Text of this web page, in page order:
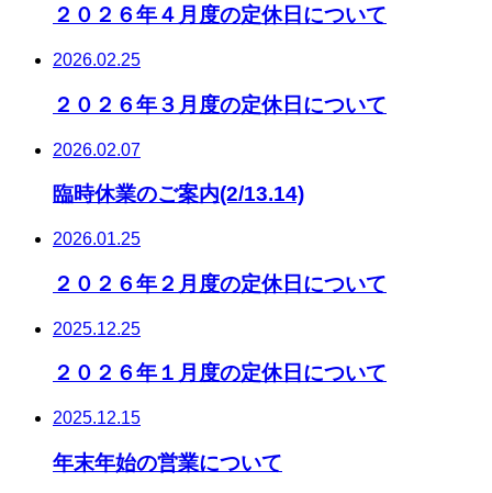
２０２６年４月度の定休日について
2026.02.25
２０２６年３月度の定休日について
2026.02.07
臨時休業のご案内(2/13.14)
2026.01.25
２０２６年２月度の定休日について
2025.12.25
２０２６年１月度の定休日について
2025.12.15
年末年始の営業について